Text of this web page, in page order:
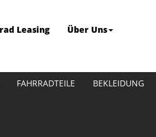
Leasing Über Uns
FAHRRADTEILE BEKLEIDUNG